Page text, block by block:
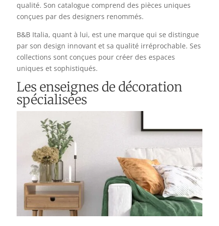
qualité. Son catalogue comprend des pièces uniques
conçues par des designers renommés.
B&B Italia, quant à lui, est une marque qui se distingue
par son design innovant et sa qualité irréprochable. Ses
collections sont conçues pour créer des espaces
uniques et sophistiqués.
Les enseignes de décoration
spécialisées